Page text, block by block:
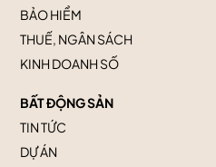
BẢO HIỂM
THUẾ, NGÂN SÁCH
KINH DOANH SỐ
BẤT ĐỘNG SẢN
TIN TỨC
DỰ ÁN